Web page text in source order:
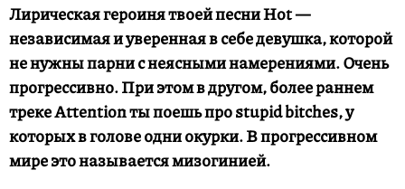
Лирическая героиня твоей песни Hot —
независимая и уверенная в себе девушка, которой
не нужны парни с неясными намерениями. Очень
прогрессивно. При этом в другом, более раннем
треке Attention ты поешь про stupid bitches, у
которых в голове одни окурки. В прогрессивном
мире это называется мизогинией.